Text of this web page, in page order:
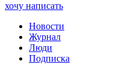
хочу написать
Новости
Журнал
Люди
Подписка